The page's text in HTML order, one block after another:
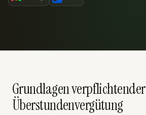
Grundlagen verpflichtender
Überstundenvergütung